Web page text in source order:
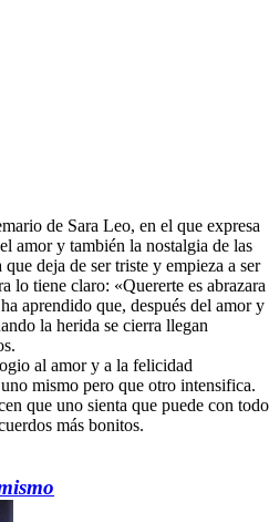
de Sara Leo, en el que expresa
amor y también la nostalgia de las
deja de ser triste y empieza a ser
lo tiene claro: «Quererte es abrazara
aprendido que, después del amor y
la herida se cierra llegan
al amor y a la felicidad
mismo pero que otro intensifica.
que uno sienta que puede con todo
más bonitos.